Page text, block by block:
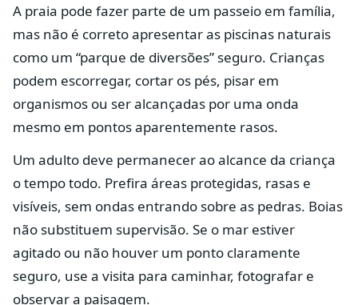
A praia pode fazer parte de um passeio em família,
mas não é correto apresentar as piscinas naturais
como um “parque de diversões” seguro. Crianças
podem escorregar, cortar os pés, pisar em
organismos ou ser alcançadas por uma onda
mesmo em pontos aparentemente rasos.
Um adulto deve permanecer ao alcance da criança
o tempo todo. Prefira áreas protegidas, rasas e
visíveis, sem ondas entrando sobre as pedras. Boias
não substituem supervisão. Se o mar estiver
agitado ou não houver um ponto claramente
seguro, use a visita para caminhar, fotografar e
observar a paisagem.